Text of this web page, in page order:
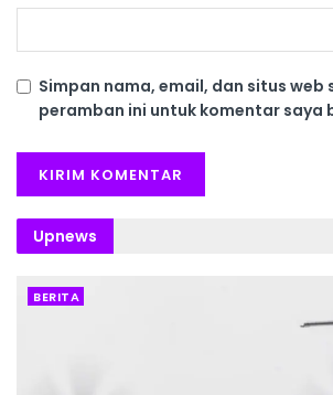
Simpan nama, email, dan situs web
peramban ini untuk komentar saya
Upnews
BERITA